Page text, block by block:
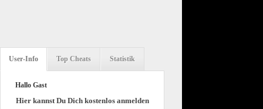
User-Info Top Cheats Statistik
Hallo Gast
Hier kannst Du Dich kostenlos anmelden